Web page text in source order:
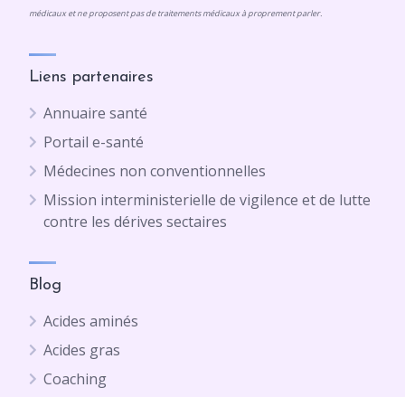
médicaux et ne proposent pas de traitements médicaux à proprement parler.
Liens partenaires
Annuaire santé
Portail e-santé
Médecines non conventionnelles
Mission interministerielle de vigilence et de lutte
contre les dérives sectaires
Blog
Acides aminés
Acides gras
Coaching